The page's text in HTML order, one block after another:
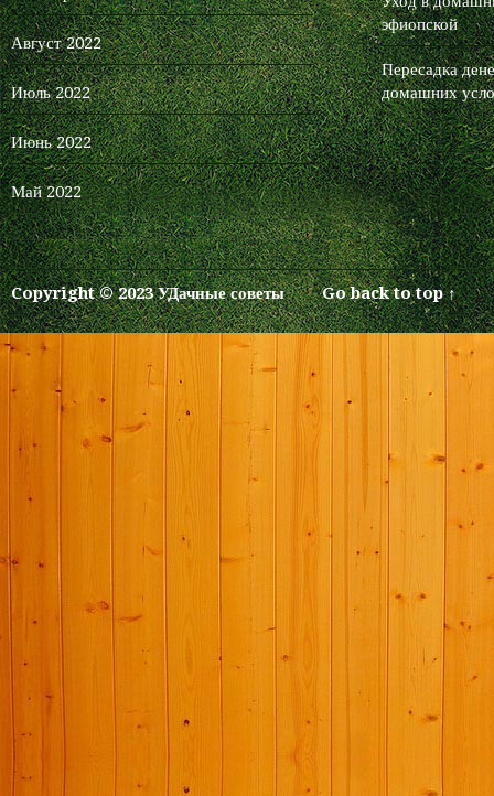
Август 2022
Июль 2022
Июнь 2022
Май 2022
эфиопской
Пересадка
домашних
Copyright © 2023 УДачные советы Go back to top ↑